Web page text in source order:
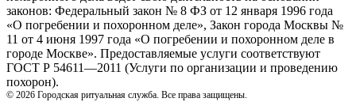
законов: Федеральный закон № 8 ФЗ от 12 января 1996 года
«О погребении и похоронном деле», Закон города Москвы №
11 от 4 июня 1997 года «О погребении и похоронном деле в
городе Москве». Предоставляемые услуги соответствуют
ГОСТ Р 54611—2011 (Услуги по организации и проведению
похорон).
© 2026 Городская ритуальная служба. Все права защищены.